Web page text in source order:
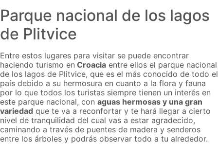
Parque nacional de los lagos
de Plitvice
Entre estos lugares para visitar se puede encontrar
haciendo turismo en Croacia entre ellos el parque nacional
de los lagos de Plitvice, que es el más conocido de todo el
país debido a su hermosura en cuanto a la flora y fauna
por lo que todos los turistas siempre tienen un interés en
este parque nacional, con aguas hermosas y una gran
variedad que te va a reconfortar y te hará llegar a cierto
nivel de tranquilidad del cual vas a estar agradecido,
caminando a través de puentes de madera y senderos
entre los árboles y podrás observar todo a tu alrededor.